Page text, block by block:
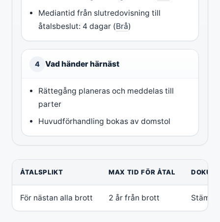
Mediantid från slutredovisning till
åtalsbeslut: 4 dagar (Brå)
4 Vad händer härnäst
Rättegång planeras och meddelas till
parter
Huvudförhandling bokas av domstol
ÅTALSPLIKT MAX TID FÖR ÅTAL
För nästan alla brott 2 år från brott